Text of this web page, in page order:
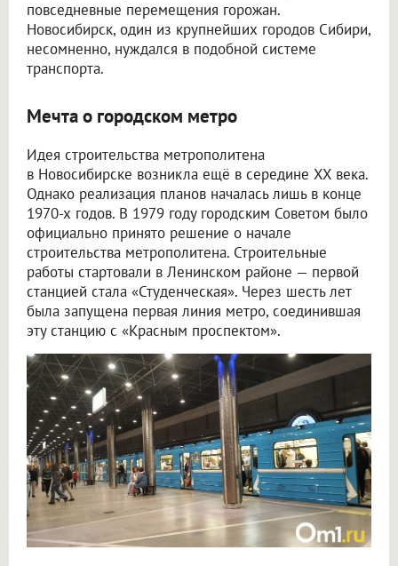
повседневные перемещения горожан.
Новосибирск, один из крупнейших городов Сибири,
несомненно, нуждался в подобной системе
транспорта.
Мечта о городском метро
Идея строительства метрополитена
в Новосибирске возникла ещё в середине XX века.
Однако реализация планов началась лишь в конце
1970-х годов. В 1979 году городским Советом было
официально принято решение о начале
строительства метрополитена. Строительные
работы стартовали в Ленинском районе — первой
станцией стала «Студенческая». Через шесть лет
была запущена первая линия метро, соединившая
эту станцию с «Красным проспектом».